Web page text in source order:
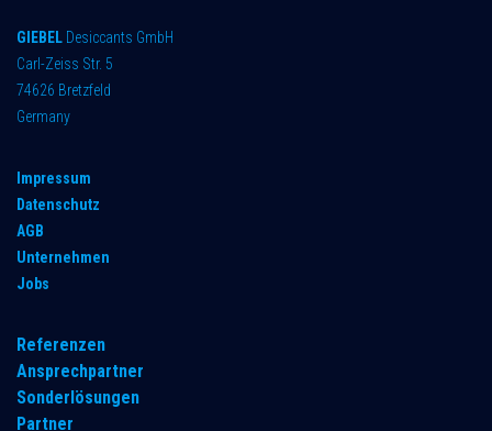
GIEBEL Desiccants GmbH
Carl-Zeiss Str. 5
74626 Bretzfeld
Germany
Impressum
Datenschutz
AGB
Unternehmen
Jobs
Referenzen
Ansprechpartner
Sonderlösungen
Partner